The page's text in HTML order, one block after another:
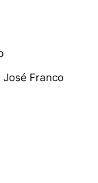
José Franco